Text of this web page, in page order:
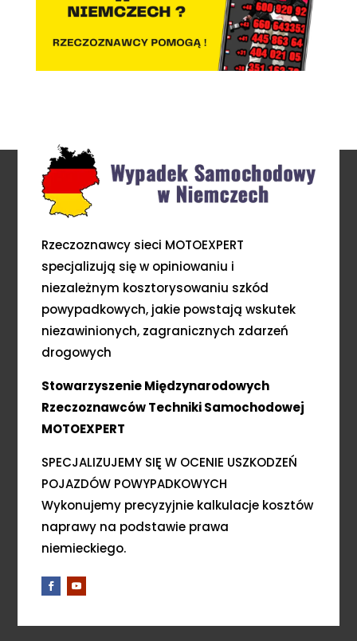
Rzeczoznawcy sieci MOTOEXPERT
specjalizują się w opiniowaniu i
niezależnym kosztorysowaniu szkód
powypadkowych, jakie powstają wskutek
niezawinionych, zagranicznych zdarzeń
drogowych
Stowarzyszenie Międzynarodowych
Rzeczoznawców Techniki Samochodowej
MOTOEXPERT
SPECJALIZUJEMY SIĘ W OCENIE USZKODZEŃ
POJAZDÓW POWYPADKOWYCH
Wykonujemy precyzyjnie kalkulacje kosztów
naprawy na podstawie prawa
niemieckiego.